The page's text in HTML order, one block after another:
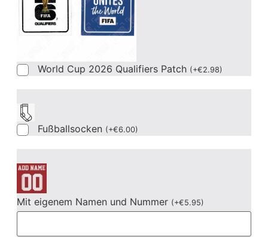
World Cup 2026 Qualifiers Patch (+€2.98)
Fußballsocken (+€6.00)
Mit eigenem Namen und Nummer (+€5.95)